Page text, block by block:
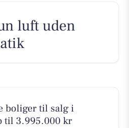
luft uden
boliger til salg i
til 3.995.000 kr